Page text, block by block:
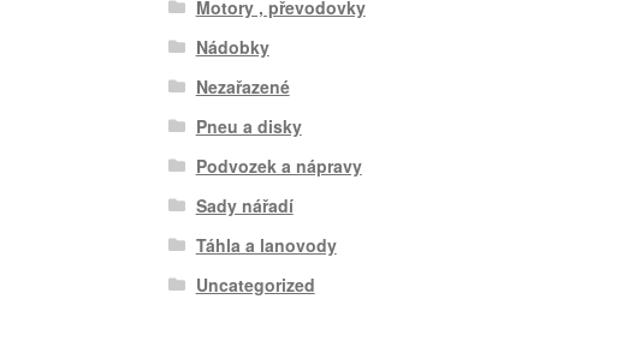
Motory , převodovky
Nádobky
Nezařazené
Pneu a disky
Podvozek a nápravy
Sady nářadí
Táhla a lanovody
Uncategorized